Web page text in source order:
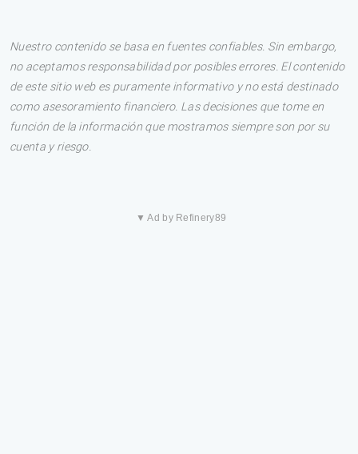
Nuestro contenido se basa en fuentes confiables. Sin embargo,
no aceptamos responsabilidad por posibles errores. El contenido
de este sitio web es puramente informativo y no está destinado
como asesoramiento financiero. Las decisiones que tome en
función de la información que mostramos siempre son por su
cuenta y riesgo.
▼ Ad by Refinery89